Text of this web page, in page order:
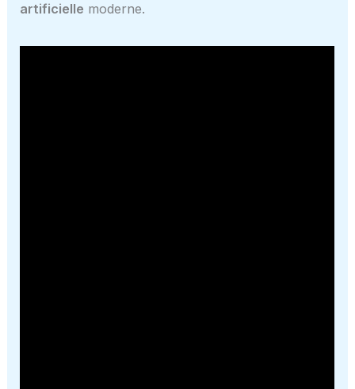
artificielle moderne.